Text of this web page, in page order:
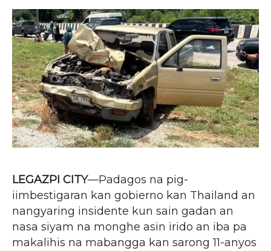
LEGAZPI CITY—Padagos na pig-
iimbestigaran kan gobierno kan Thailand an
nangyaring insidente kun sain gadan an
nasa siyam na monghe asin irido an iba pa
makalihis na mabangga kan sarong 11-anyos